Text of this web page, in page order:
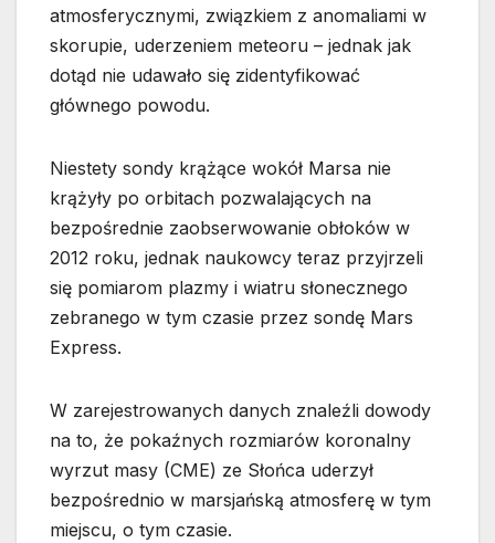
atmosferycznymi, związkiem z anomaliami w
skorupie, uderzeniem meteoru – jednak jak
dotąd nie udawało się zidentyfikować
głównego powodu.
Niestety sondy krążące wokół Marsa nie
krążyły po orbitach pozwalających na
bezpośrednie zaobserwowanie obłoków w
2012 roku, jednak naukowcy teraz przyjrzeli
się pomiarom plazmy i wiatru słonecznego
zebranego w tym czasie przez sondę Mars
Express.
W zarejestrowanych danych znaleźli dowody
na to, że pokaźnych rozmiarów koronalny
wyrzut masy (CME) ze Słońca uderzył
bezpośrednio w marsjańską atmosferę w tym
miejscu, o tym czasie.